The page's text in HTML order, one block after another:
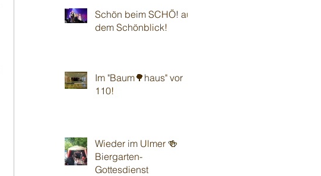
Schön beim SCHÖ! auf
dem Schönblick!
Im "Baum🌳haus" vor
110!
Wieder im Ulmer 🍻
Biergarten-
Gottesdienst